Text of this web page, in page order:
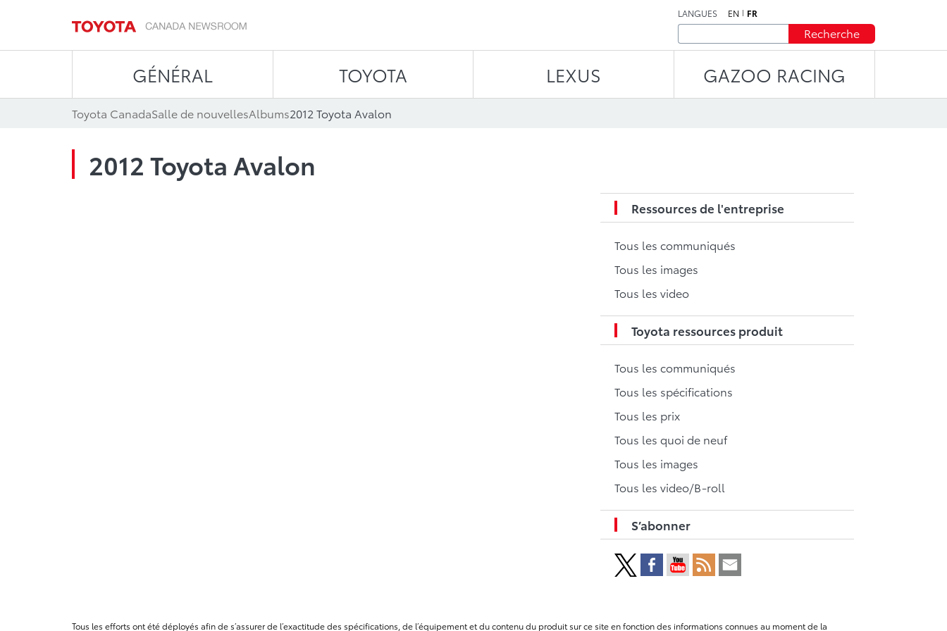
LANGUES EN FR
Recherche
GÉNÉRAL TOYOTA LEXUS GAZOO RACING
Toyota CanadaSalle de nouvellesAlbums2012 Toyota Avalon
2012 Toyota Avalon
Ressources de l'entreprise
Tous les communiqués
Tous les images
Tous les video
Toyota ressources produit
Tous les communiqués
Tous les spécifications
Tous les prix
Tous les quoi de neuf
Tous les images
Tous les video/B-roll
S’abonner
Tous les efforts ont été déployés afin de s’assurer de l’exactitude des spécifications, de l’équipement et du contenu du produit sur ce site en fonction des informations connues au moment de la